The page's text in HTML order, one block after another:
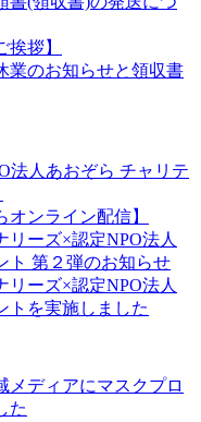
挨拶】
業のお知らせと領収書
法人あおぞら チャリテ
オンライン配信】
リーズ×認定NPO法人
第２弾のお知らせ
リーズ×認定NPO法人
を実施しました
メディアにマスクプロ
た